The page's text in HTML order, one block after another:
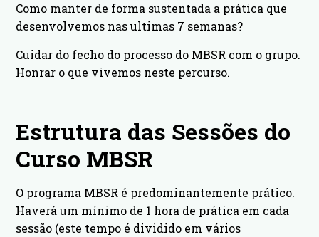
Como manter de forma sustentada a prática que
desenvolvemos nas ultimas 7 semanas?
Cuidar do fecho do processo do MBSR com o grupo.
Honrar o que vivemos neste percurso.
Estrutura das Sessões do
Curso MBSR
O programa MBSR é predominantemente prático.
Haverá um mínimo de 1 hora de prática em cada
sessão (este tempo é dividido em vários